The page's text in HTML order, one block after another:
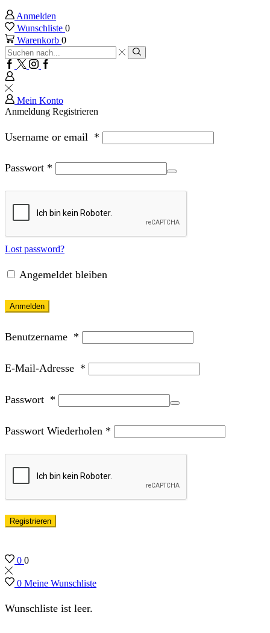
Anmelden
Wunschliste 0
Warenkorb 0
Sucheingabe
Suche
Facebook
TwitterInstagram
Google
Mein Konto
Anmeldung Registrieren
Username or email *
Passwort *
Lost password?
Angemeldet bleiben
Anmelden
Benutzername *
E-Mail-Adresse *
Passwort *
Passwort Wiederholen *
Registrieren
0 0
0 Meine Wunschliste
Wunschliste ist leer.